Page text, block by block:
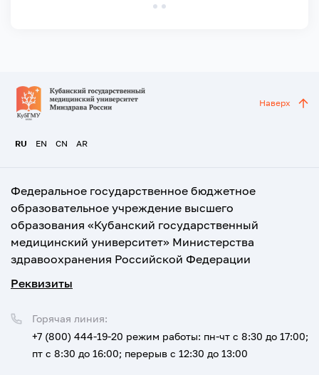
RU EN CN AR
Наверх
Федеральное государственное бюджетное
образовательное учреждение высшего
образования «Кубанский государственный
медицинский университет» Министерства
здравоохранения Российской Федерации
Реквизиты
Горячая линия:
+7 (800) 444-19-20 режим работы: пн-чт с 8:30 до 17:00;
пт с 8:30 до 16:00; перерыв с 12:30 до 13:00